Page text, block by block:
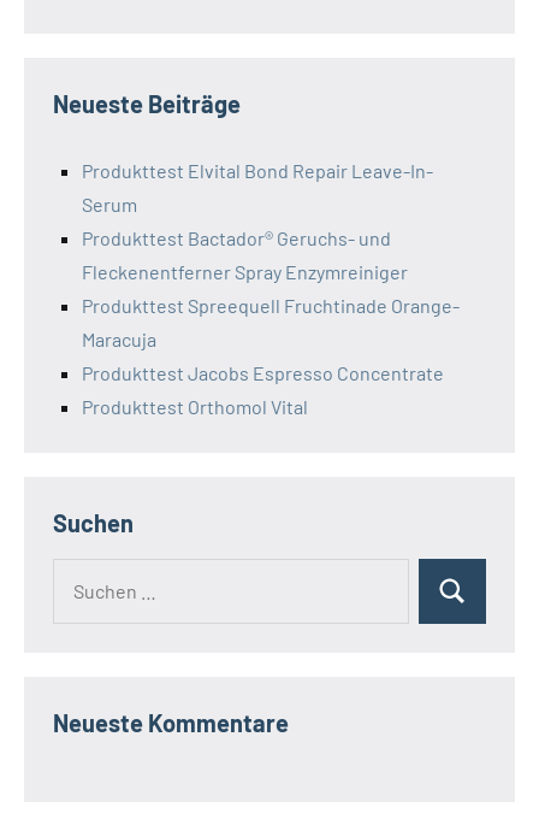
Neueste Beiträge
Produkttest Elvital Bond Repair Leave-In-
Serum
Produkttest Bactador® Geruchs- und
Fleckenentferner Spray Enzymreiniger
Produkttest Spreequell Fruchtinade Orange-
Maracuja
Produkttest Jacobs Espresso Concentrate
Produkttest Orthomol Vital
Suchen
Suchen
Neueste Kommentare